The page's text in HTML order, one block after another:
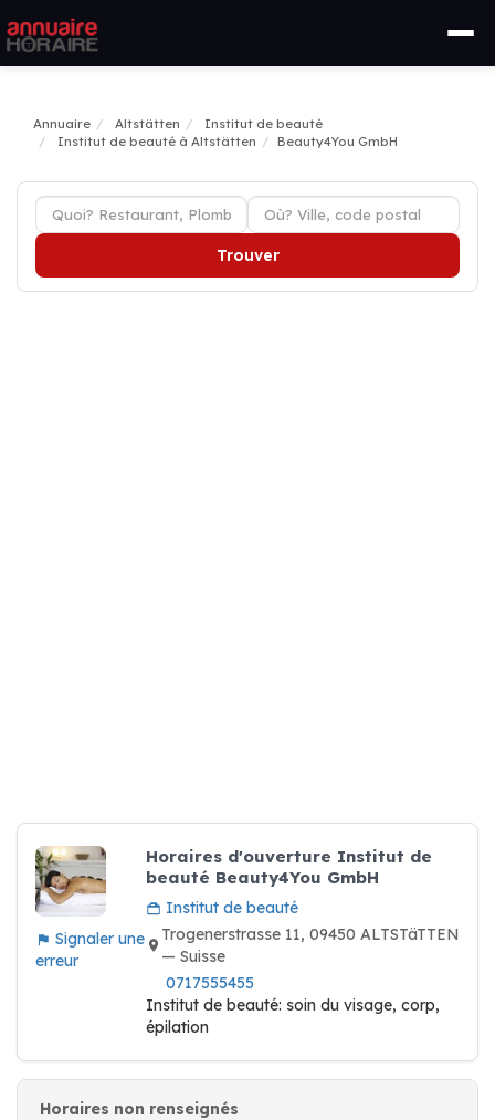
Annuaire Altstätten
Institut de beauté
Institut de beauté à Altstätten
Beauty4You GmbH
Trouver
Signaler une
erreur
Horaires d'ouverture Institut de
beauté Beauty4You GmbH
Institut de beauté
Trogenerstrasse 11, 09450 ALTSTäTTEN
— Suisse
0717555455
Institut de beauté: soin du visage, corp,
épilation
Horaires non renseignés